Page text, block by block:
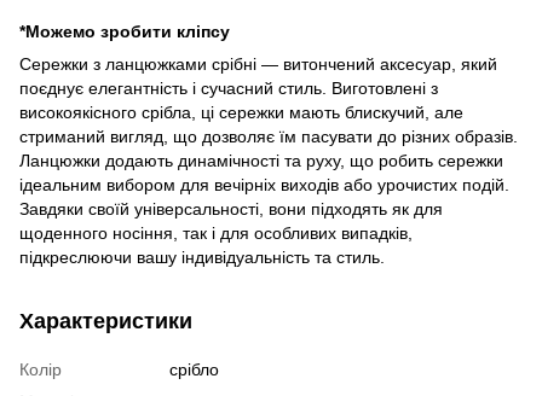
*Можемо зробити кліпсу
Сережки з ланцюжками срібні — витончений аксесуар, який
поєднує елегантність і сучасний стиль. Виготовлені з
високоякісного срібла, ці сережки мають блискучий, але
стриманий вигляд, що дозволяє їм пасувати до різних образів.
Ланцюжки додають динамічності та руху, що робить сережки
ідеальним вибором для вечірніх виходів або урочистих подій.
Завдяки своїй універсальності, вони підходять як для
щоденного носіння, так і для особливих випадків,
підкреслюючи вашу індивідуальність та стиль.
Характеристики
Колір
срібло